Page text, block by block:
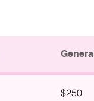
General
$250